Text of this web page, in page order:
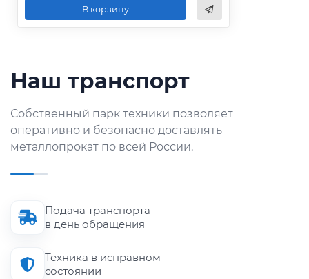
В корзину
Наш транспорт
Собственный парк техники позволяет
оперативно и безопасно доставлять
металлопрокат по всей России.
Подача транспорта
в день обращения
Техника в исправном
состоянии